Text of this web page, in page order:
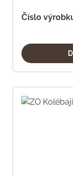
Číslo